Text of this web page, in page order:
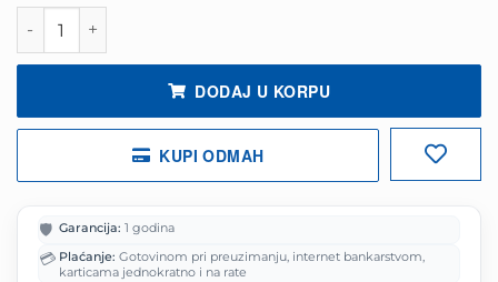
Tastatura SHARKOON gaming mechanical, SKILLER
DODAJ U KORPU
KUPI ODMAH
🛡️ Garancija: 1 godina
💳 Plaćanje: Gotovinom pri preuzimanju, internet bankarstvom,
karticama jednokratno i na rate